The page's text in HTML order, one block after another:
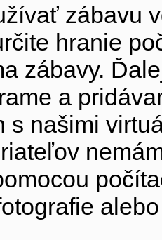
zábavu
hranie
zábavy.
a
s našimi